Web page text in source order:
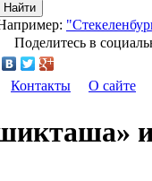
Найти
Поделитесь в
Контакты О сайте